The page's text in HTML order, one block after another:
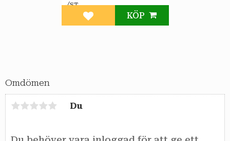
Omdömen
Du
/ST
Lägg till i favoriter
KÖP